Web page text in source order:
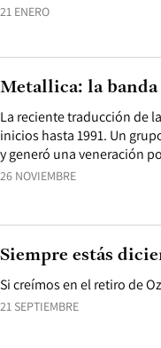
21 ENERO
26 NOVIEMBRE
La reciente traducción de
inicios hasta 1991. Un
y generó una veneración
Metallica: la banda
21 SEPTIEMBRE
Si creímos en el retiro de
Siempre estás